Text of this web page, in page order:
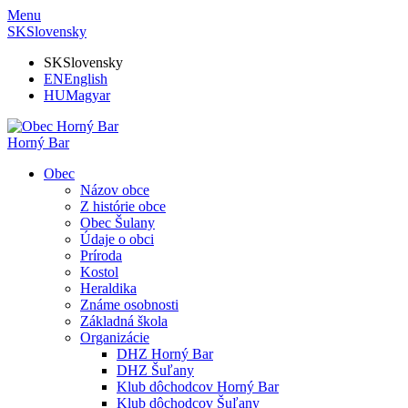
Menu
SKSlovensky
SKSlovensky
ENEnglish
HUMagyar
Horný Bar
Obec
Názov obce
Z histórie obce
Obec Šulany
Údaje o obci
Príroda
Kostol
Heraldika
Známe osobnosti
Základná škola
Organizácie
DHZ Horný Bar
DHZ Šuľany
Klub dôchodcov Horný Bar
Klub dôchodcov Šuľany